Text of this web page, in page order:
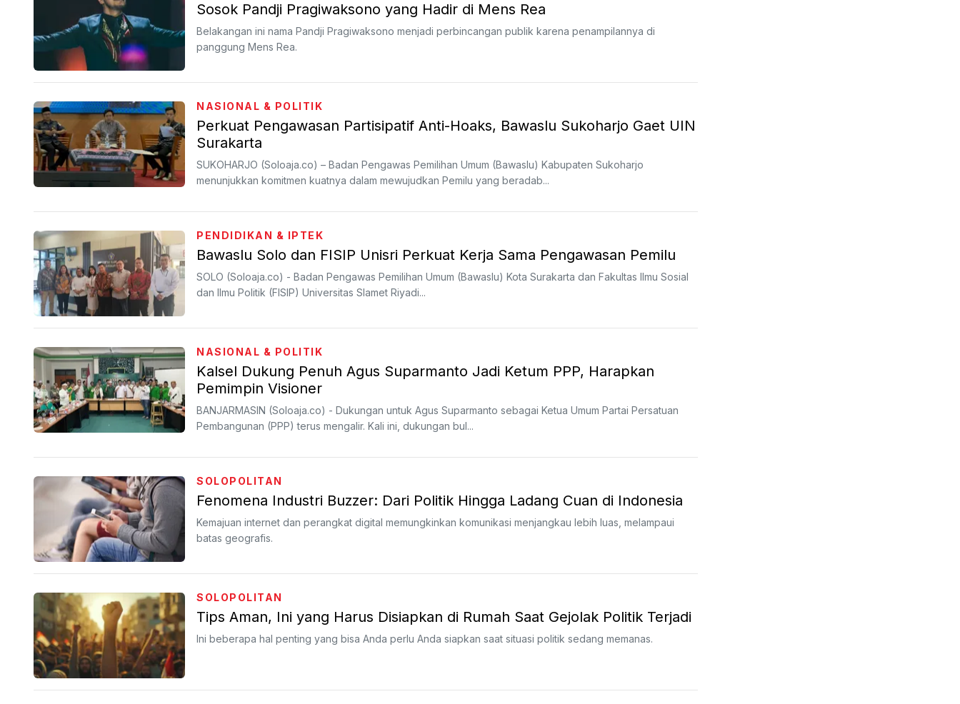
Sosok Pandji Pragiwaksono yang Hadir di Mens Rea
Belakangan ini nama Pandji Pragiwaksono menjadi perbincangan publik karena penampilannya di
panggung Mens Rea.
NASIONAL & POLITIK
Perkuat Pengawasan Partisipatif Anti-Hoaks, Bawaslu Sukoharjo Gaet UIN
Surakarta
SUKOHARJO (Soloaja.co) – Badan Pengawas Pemilihan Umum (Bawaslu) Kabupaten Sukoharjo
menunjukkan komitmen kuatnya dalam mewujudkan Pemilu yang beradab...
PENDIDIKAN & IPTEK
Bawaslu Solo dan FISIP Unisri Perkuat Kerja Sama Pengawasan Pemilu
SOLO (Soloaja.co) - Badan Pengawas Pemilihan Umum (Bawaslu) Kota Surakarta dan Fakultas Ilmu Sosial
dan Ilmu Politik (FISIP) Universitas Slamet Riyadi...
NASIONAL & POLITIK
Kalsel Dukung Penuh Agus Suparmanto Jadi Ketum PPP, Harapkan
Pemimpin Visioner
BANJARMASIN (Soloaja.co) - Dukungan untuk Agus Suparmanto sebagai Ketua Umum Partai Persatuan
Pembangunan (PPP) terus mengalir. Kali ini, dukungan bul...
SOLOPOLITAN
Fenomena Industri Buzzer: Dari Politik Hingga Ladang Cuan di Indonesia
Kemajuan internet dan perangkat digital memungkinkan komunikasi menjangkau lebih luas, melampaui
batas geografis.
SOLOPOLITAN
Tips Aman, Ini yang Harus Disiapkan di Rumah Saat Gejolak Politik Terjadi
Ini beberapa hal penting yang bisa Anda perlu Anda siapkan saat situasi politik sedang memanas.